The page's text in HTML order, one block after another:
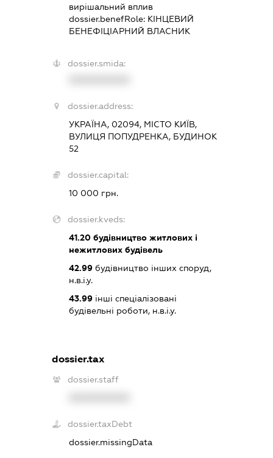
вирішальний вплив
dossier.benefRole: КІНЦЕВИЙ
БЕНЕФІЦІАРНИЙ ВЛАСНИК
dossier.smida:
dossier.address:
УКРАЇНА, 02094, МІСТО КИЇВ,
ВУЛИЦЯ ПОПУДРЕНКА, БУДИНОК
52
dossier.capital:
10 000 грн.
dossier.kveds:
41.20будівництво житлових і
нежитлових будівель
42.99будівництво інших споруд,
н.в.і.у.
43.99інші спеціалізовані
будівельні роботи, н.в.і.у.
dossier.tax
dossier.staff
dossier.taxDebt
dossier.missingData